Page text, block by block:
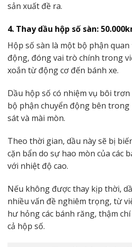
sản xuất đề ra.
4. Thay dầu hộp số sàn:
Hộp số sàn là một bộ phận
động, đóng vai trò chính trong
xoắn từ động cơ đến bánh xe.
Dầu hộp số có nhiệm vụ bôi trơn
bộ phận chuyển động bên trong
sát và mài mòn.
Theo thời gian, dầu này sẽ bị
cặn bẩn do sự hao mòn của các
với nhiệt độ cao.
Nếu không được thay kịp thời,
nhiều vấn đề nghiêm trọng, từ
hư hỏng các bánh răng, thậm
cả hộp số.